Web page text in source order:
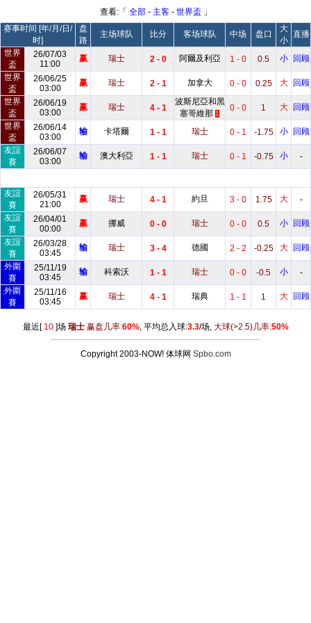
查看:「 全部- 主客- 世界盃 」
赛事时间 [年/月/日/
时]
盘
路
主场球队 比分 客场球队 中场 盘口
大
小
直播
世界
盃
26/07/03
11:00
赢 瑞士 2 - 0 阿爾及利亞 1 - 0 0.5 小
回顾
世界
盃
26/06/25
03:00
赢 瑞士 2 - 1 加拿大 0 - 0 0.25 大
回顾
世界
盃
26/06/19
03:00
赢 瑞士 4 - 1
波斯尼亞和黑
塞哥維那 1
0 - 0 1 大
回顾
世界
盃
26/06/14
03:00
输 卡塔爾 1 - 1 瑞士 0 - 1 -1.75 小
回顾
友誼
賽
26/06/07
03:00
输 澳大利亞 1 - 1 瑞士 0 - 1 -0.75 小 -
友誼
賽
26/05/31
21:00
赢 瑞士 4 - 1 約旦 3 - 0 1.75 大
-
友誼
賽
26/04/01
00:00
赢 挪威 0 - 0 瑞士 0 - 0 0.5 小
回顾
友誼
賽
26/03/28
03:45
输 瑞士 3 - 4 德國 2 - 2 -0.25 大
回顾
外圍
賽
25/11/19
03:45
输 科索沃 1 - 1 瑞士 0 - 0 -0.5 小
-
外圍
賽
25/11/16
03:45
赢 瑞士 4 - 1 瑞典 1 - 1 1 大 回顾
最近[ 10]场 瑞士赢盘几率:60%, 平均总入球:3.3/场, 大球(>2.5)几率:50%
Copyright 2003-NOW! 体球网 Spbo.com